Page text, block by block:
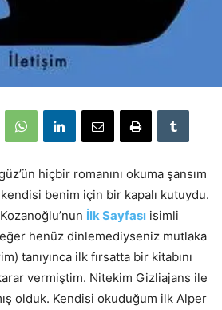
hiçbir romanını okuma şansım
kendisi benim için bir kapalı kutuydu.
İlk Sayfası isimli
henüz dinlemediyseniz mutlaka
tanıyınca ilk fırsatta bir kitabını
vermiştim. Nitekim Gizliajans ile
olduk. Kendisi okuduğum ilk Alper